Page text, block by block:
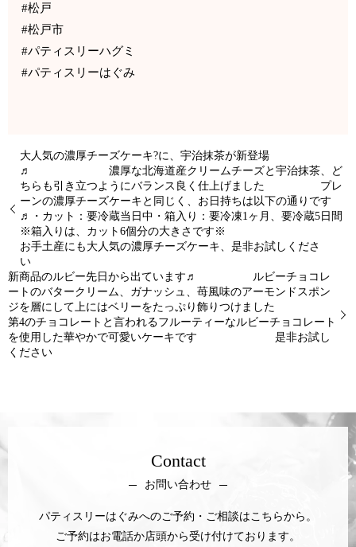
#松戸
#松戸市
#パティスリーハグミ
#パティスリーはぐみ
大人気の濃厚チーズケーキ?に、宇治抹茶が新登場
♬ 濃厚な北海道産クリームチーズと宇治抹茶、ど
ちらも引き立つようにバランス良く仕上げました プレ
ーンの濃厚チーズケーキと同じく、お日持ちは以下の通りです
♬・カット：要冷蔵当日中・箱入り：要冷凍1ヶ月、要冷蔵5日間
※箱入りは、カット6個分の大きさです※
お手土産にも大人気の濃厚チーズケーキ、是非お試しくださ
い
新商品のルビー先日から出ています♬ ルビーチョコレ
ートのバタークリーム、ガナッシュ、苺風味のアーモンドスポン
ジを層にして上にはベリーをたっぷり飾りつけました
第4のチョコレートと言われるフルーティーなルビーチョコレート
を使用した華やかで可愛いケーキです 是非お試し
ください
Contact
お問い合わせ
パティスリーはぐみへのご予約・ご相談はこちらから。
ご予約はお電話か店頭から受け付けております。